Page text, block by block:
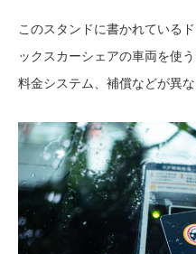
このスタンドに書かれている
ックスカーシェアの車両を使
料金システム、補償などが異な